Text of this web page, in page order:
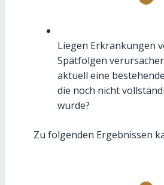
Liegen Erkrankungen
Spätfolgen
aktuell eine
die noch nicht
wurde?
Zu folgenden Ergebnissen